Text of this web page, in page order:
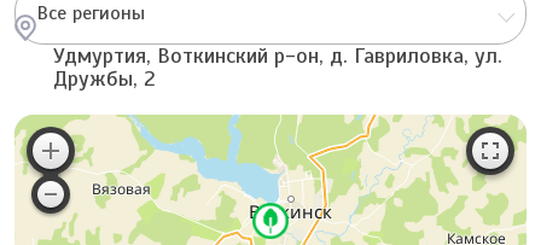
Все регионы
Удмуртия, Воткинский р-он, д. Гавриловка, ул.
Дружбы, 2